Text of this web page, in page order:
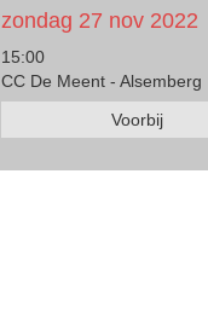
zondag 27 nov 2022
15:00
CC De Meent - Alsemberg
Voorbij